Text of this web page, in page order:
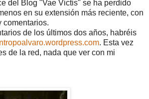
del Blog "Vae Victis" se ha perdido
en su extensión más reciente, con
comentarios.
de los últimos dos años, habréis
. Esta vez
de la red, nada que ver con mi